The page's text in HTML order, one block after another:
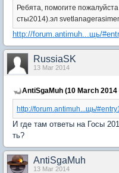
Ребята, помогите
сты2014).эл
http://forum.antimuh...щь/
RussiaSK
13 Mar 2014
AntiSgaMuh (10 March
http://forum.antimuh...щь/
И где там ответы на Госы
ть?
AntiSgaMuh
13 Mar 2014